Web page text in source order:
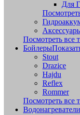
Для
Посмотреть все
Бойлеры
Stout
Drazice
Hajdu
Reflex
Rommer
Посмотреть все
Водонагреватели